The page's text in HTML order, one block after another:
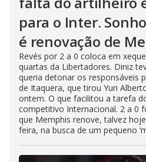
para o Inter.
é renovação de
Revés por 2 a 0 coloca em
quartas da Libertadores. Diniz
queria detonar os responsáveis
de Itaquera, que tirou Yuri
ontem. O que facilitou a tarefa
competitivo Internacional. 2 a 0
que Memphis renove, talvez
feira, na busca de um pequeno